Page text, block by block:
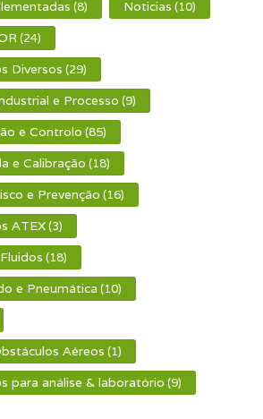
(8) Noticias (10)
(24)
Diversos (29)
e Processo (9)
e Controlo (85)
e Calibração (18)
e Prevenção (16)
ATEX(3)
(18)
e Pneumática (10)
Aéreos (1)
para análise & laboratório (9)